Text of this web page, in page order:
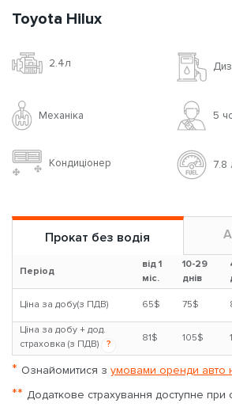
Toyota Hilux
2.4л
Механіка 5
Кондиціонер 7.8
Прокат без водія
Період
від 1
міс.
10-29
днів
Ціна за добу(з ПДВ) 65$ 75$
Ціна за добу + дод.
страховка (з ПДВ)
?
81$ 105$
* Ознайомитися з умовами оренди авто
** Додаткове страхування доступне при